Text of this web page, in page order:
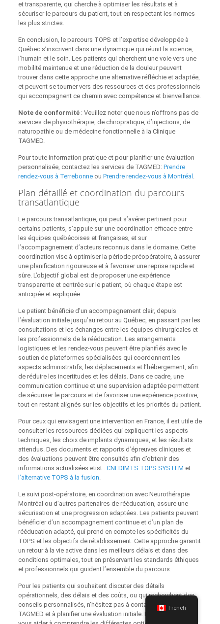
et transparente, qui cherche à optimiser les résultats et à
sécuriser le parcours du patient, tout en respectant les normes
les plus strictes.
En conclusion, le parcours TOPS et l’expertise développée à
Québec s’inscrivent dans une dynamique qui réunit la science,
l’humain et le soin. Les patients qui cherchent une voie vers une
mobilité maintenue et une réduction de la douleur peuvent
trouver dans cette approche une alternative réfléchie et adaptée,
et peuvent se tourner vers des ressources et des professionnels
qui accompagnent ce chemin avec compétence et bienveillance.
Note de conformité: Veuillez noter que nous n’offrons pas de
services de physiothérapie, de chiropratique, d’injections, de
naturopathie ou de médecine fonctionnelle à la Clinique
TAGMED.
Pour toute information pratique et pour planifier une évaluation
personnalisée, contactez les services de TAGMED: Prendre
rendez-vous à Terrebonneou Prendre rendez-vous à Montréal .
Plan détaillé et coordination du parcours
transatlantique
Le parcours transatlantique, qui peut s’avérer pertinent pour
certains patients, s’appuie sur une coordination efficace entre
les équipes québécoises et françaises, et sur
l’accompagnement d’acteurs reconnus dans le domaine. Cette
coordination vise à optimiser la période préopératoire, à assurer
une planification rigoureuse et à favoriser une reprise rapide et
sûre. L’objectif global est de proposer une expérience
transparente et centrée sur le patient, où chaque étape est
anticipée et expliquée.
Le patient bénéficie d’un accompagnement clair, depuis
l’évaluation initiale jusqu’au retour au Québec, en passant par les
consultations et les échanges entre les équipes chirurgicales et
les professionnels de la rééducation. Les arrangements
logistiques et les rendez-vous peuvent être planifiés avec le
soutien de plateformes spécialisées qui coordonnent les
aspects administratifs, les déplacements et l’hébergement, afin
de réduire les incertitudes et les délais. Dans ce cadre, une
communication continue et une supervision adaptée permettent
de sécuriser le parcours et de favoriser une expérience positive,
tout en restant alignés sur les objectifs et les priorités du patient.
Pour ceux qui envisagent une intervention en France, il est utile de
consulter les ressources dédiées qui expliquent les aspects
techniques, les choix de implants dynamiques, et les résultats
attendus. Des documents et rapports d’épreuves cliniques et
des évaluations peuvent être consultés afin d’obtenir des
informations actualisées etist : CNEDIMTS TOPS SYSTEM et
l’alternative TOPS à la fusion.
Le suivi post-opératoire, en coordination avec Neurothérapie
Montréal ou d’autres partenaires de rééducation, assure une
sécurisation et une progression adaptées. Les patients peuvent
bénéficier d’un accompagnement continue et d’un plan de
rééducation adapté, qui prend en compte les spécificités du
TOPS et les objectifs de rétablissement. Cette approche garantit
un retour à la vie active dans les meilleurs délais et dans des
conditions optimales, tout en préservant les standards éthiques
et professionnels qui guident l’ensemble du parcours.
Pour les patients qui souhaitent discuter des détails
opérationnels, des délais et des coûts, ou qui recherchent des
conseils personnalisés, n’hésitez pas à contacter les équipes
TAGMED et à planifier une évaluation initiale. L’objectif est de
French